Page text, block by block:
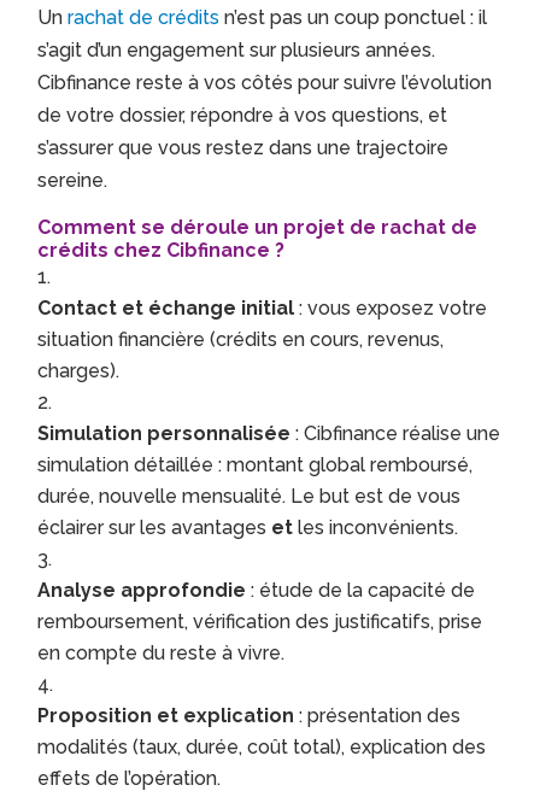
Unrachat de crédits n’est pas un coup ponctuel : il
s’agit d’un engagement sur plusieurs années.
Cibfinance reste à vos côtés pour suivre l’évolution
de votre dossier, répondre à vos questions, et
s’assurer que vous restez dans une trajectoire
sereine.
Comment se déroule un projet de rachat de
crédits chez Cibfinance ?
Contact et échange initial : vous exposez votre
situation financière (crédits en cours, revenus,
charges).
Simulation personnalisée : Cibfinance réalise une
simulation détaillée : montant global remboursé,
durée, nouvelle mensualité. Le but est de vous
éclairer sur les avantages et les inconvénients.
Analyse approfondie : étude de la capacité de
remboursement, vérification des justificatifs, prise
en compte du reste à vivre.
Proposition et explication : présentation des
modalités (taux, durée, coût total), explication des
effets de l’opération.